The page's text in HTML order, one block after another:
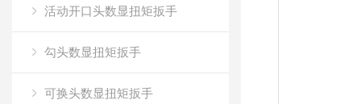
活动开口头数显扭矩扳手
勾头数显扭矩扳手
可换头数显扭矩扳手